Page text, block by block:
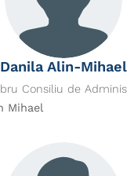
Danila Alin-Mihael
Consiliu de
Mihael